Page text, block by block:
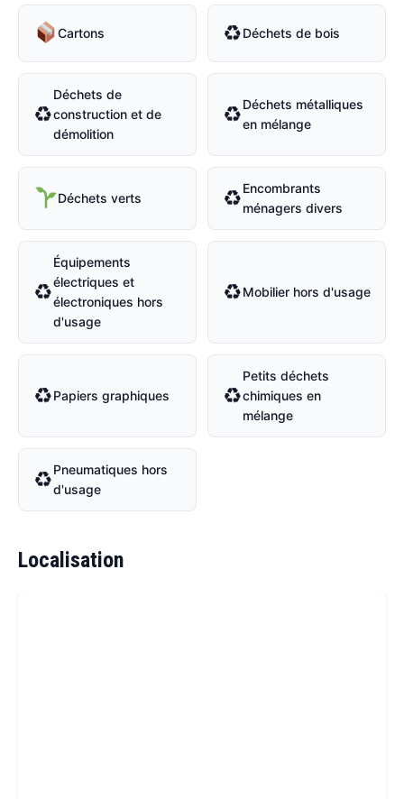
Cartons ♻Déchets de bois
♻
Déchets de
construction et de
démolition
♻Déchets métalliques
en mélange
Déchets verts ♻Encombrants
ménagers divers
♻
Équipements
électriques et
électroniques hors
d'usage
♻Mobilier hors d'usage
♻Papiers graphiques ♻
Petits déchets
chimiques en
mélange
♻Pneumatiques hors
d'usage
Localisation